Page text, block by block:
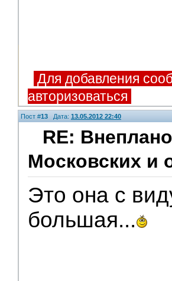
Для добавления
авторизоваться
Пост #13 Дата: 13.05.2012 22:40
RE:
Московских и
Это она с
большая...